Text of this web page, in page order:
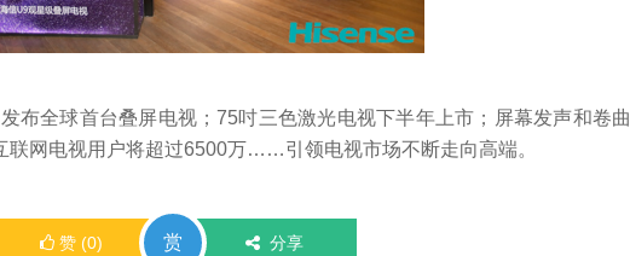
布全球首台叠屏电视；75吋三色激光电视下半年上市；屏幕发声和卷曲
联网电视用户将超过6500万……引领电视市场不断走向高端。
赞 (0) 赏 分享